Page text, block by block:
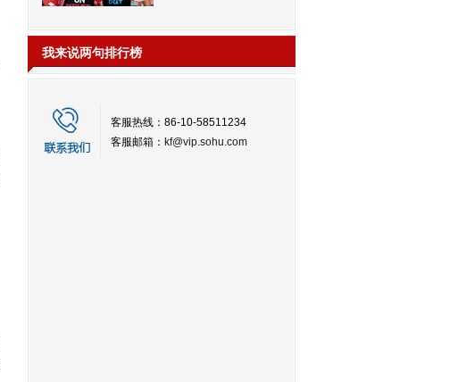
我来说两句排行榜
客服热线：86-10-58511234
客服邮箱： kf@vip.sohu.com